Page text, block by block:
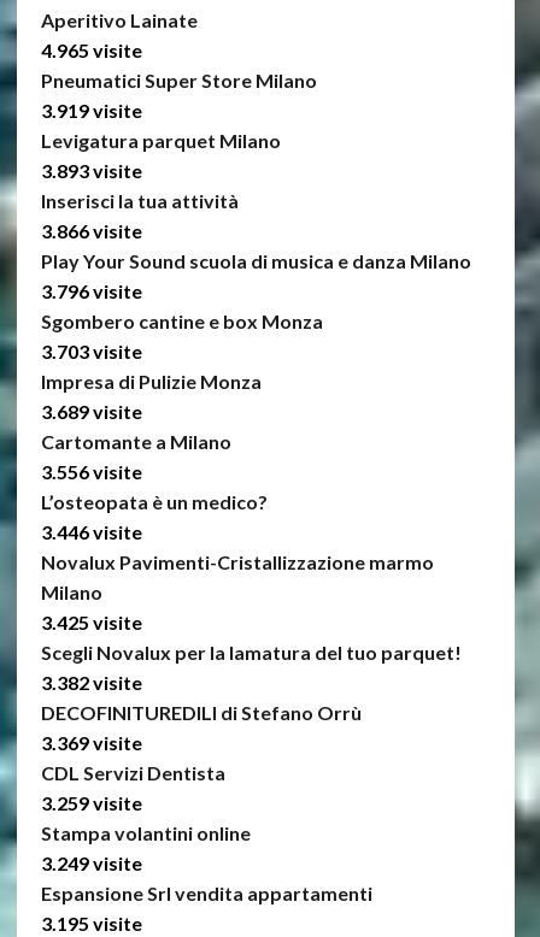
Aperitivo Lainate
4.965 visite
Pneumatici Super Store Milano
3.919 visite
Levigatura parquet Milano
3.893 visite
Inserisci la tua attività
3.866 visite
Play Your Sound scuola di musica e danza Milano
3.796 visite
Sgombero cantine e box Monza
3.703 visite
Impresa di Pulizie Monza
3.689 visite
Cartomante a Milano
3.556 visite
L’osteopata è un medico?
3.446 visite
Novalux Pavimenti-Cristallizzazione marmo
Milano
3.425 visite
Scegli Novalux per la lamatura del tuo parquet!
3.382 visite
DECOFINITUREDILI di Stefano Orrù
3.369 visite
CDL Servizi Dentista
3.259 visite
Stampa volantini online
3.249 visite
Espansione Srl vendita appartamenti
3.195 visite